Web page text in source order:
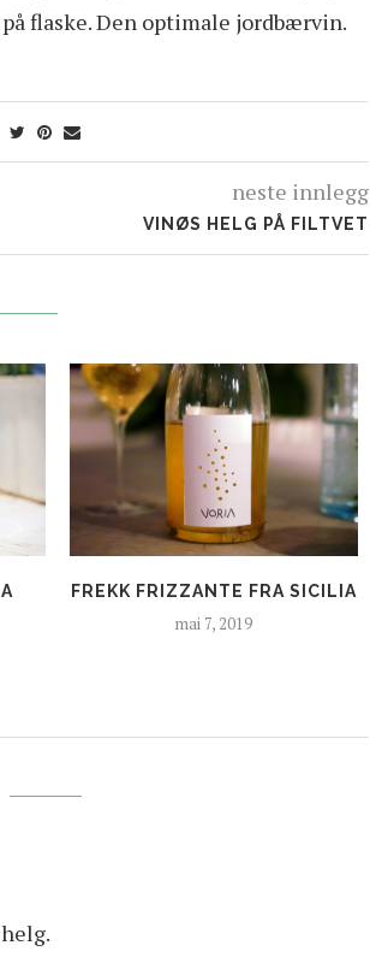
flaske. Den optimale jordbærvin.
neste innlegg
VINØS HELG PÅ FILTVET
FREKK FRIZZANTE FRA SICILIA
mai 7, 2019